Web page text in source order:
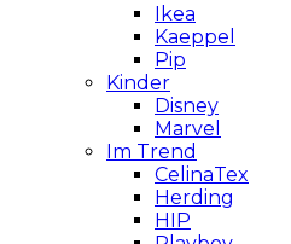
Ikea
Kaeppel
Pip
Kinder
Disney
Marvel
Im Trend
CelinaTex
Herding
HIP